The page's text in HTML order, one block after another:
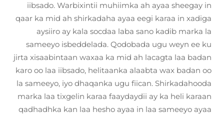
iibsado. Warbixintii muhiimka ah ayaa sheegay in
qaar ka mid ah shirkadaha ayaa eegi karaa in xadiga
aysiiro ay kala socdaa laba sano kadib marka la
sameeyo isbeddelada. Qodobada ugu weyn ee ku
jirta xisaabintaan waxaa ka mid ah lacagta laa badan
karo oo laa iibsado, helitaanka alaabta wax badan oo
la sameeyo, iyo dhaqanka ugu fiican. Shirkadahooda
marka laa tixgelin karaa faaydaydii ay ka heli karaan
qadhadhka kan laa hesho ayaa in laa sameeyo ayaa